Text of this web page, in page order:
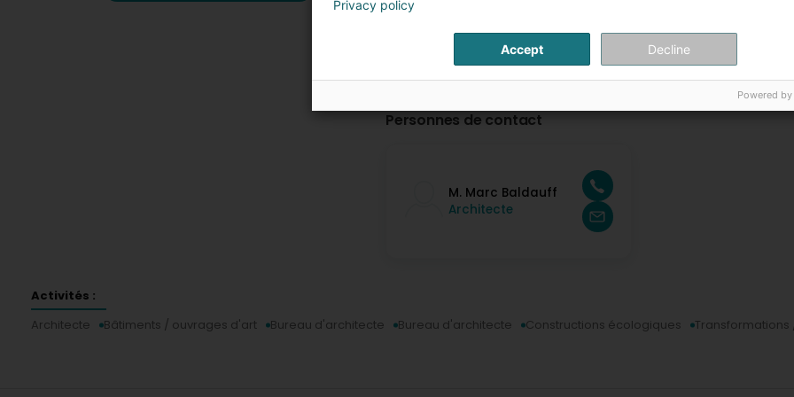
Personnes de contact
M. Marc Baldauff
Architecte
Activités :
Architecte
Bâtiments / ouvrages d'art Bureau d'architecte Bureau d'architecte Constructions écologiques
Privacy policy
Accept Decline
Powered by